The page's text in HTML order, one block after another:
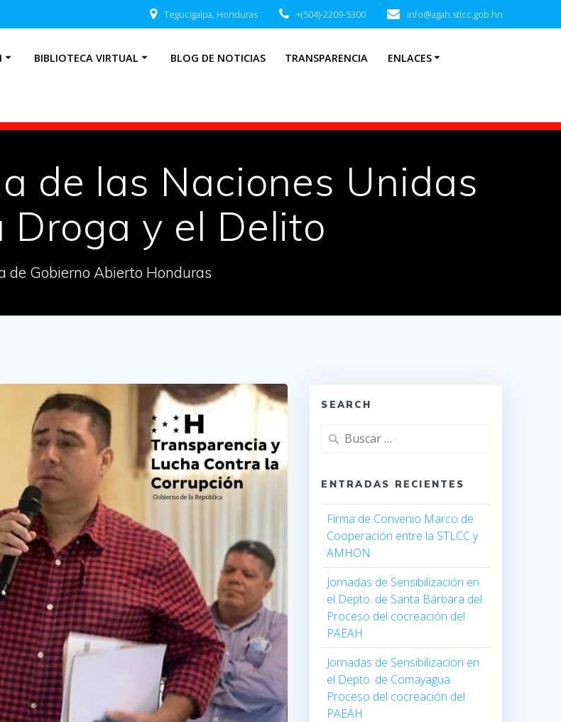
Tegucigalpa, Honduras +(504)-2209-5300 info@agah.stlcc.gob.hn
BIBLIOTECA VIRTUAL BLOG DE NOTICIAS TRANSPARENCIA ENLACES
de las Naciones Unidas
Droga y el Delito
de Gobierno Abierto Honduras
SEARCH
ENTRADAS RECIENTES
Firma de Convenio Marco de
Cooperación entre la STLCC y
AMHON
Jornadas de Sensibilización en
el Depto. de Santa Bárbara del
Proceso del cocreación del
PAEAH
Jornadas de Sensibilización en
el Depto. de Comayagua
Proceso del cocreación del
PAEAH